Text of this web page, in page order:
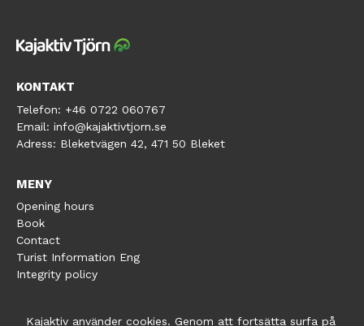
KONTAKT
Telefon: +46 0722 060767
Email: info@kajaktivtjorn.se
Adress: Bleketvägen 42, 471 50 Bleket
MENY
Opening hours
Book
Contact
Turist Information Eng
Integrity policy
Kajaktiv använder cookies. Genom att fortsätta surfa på